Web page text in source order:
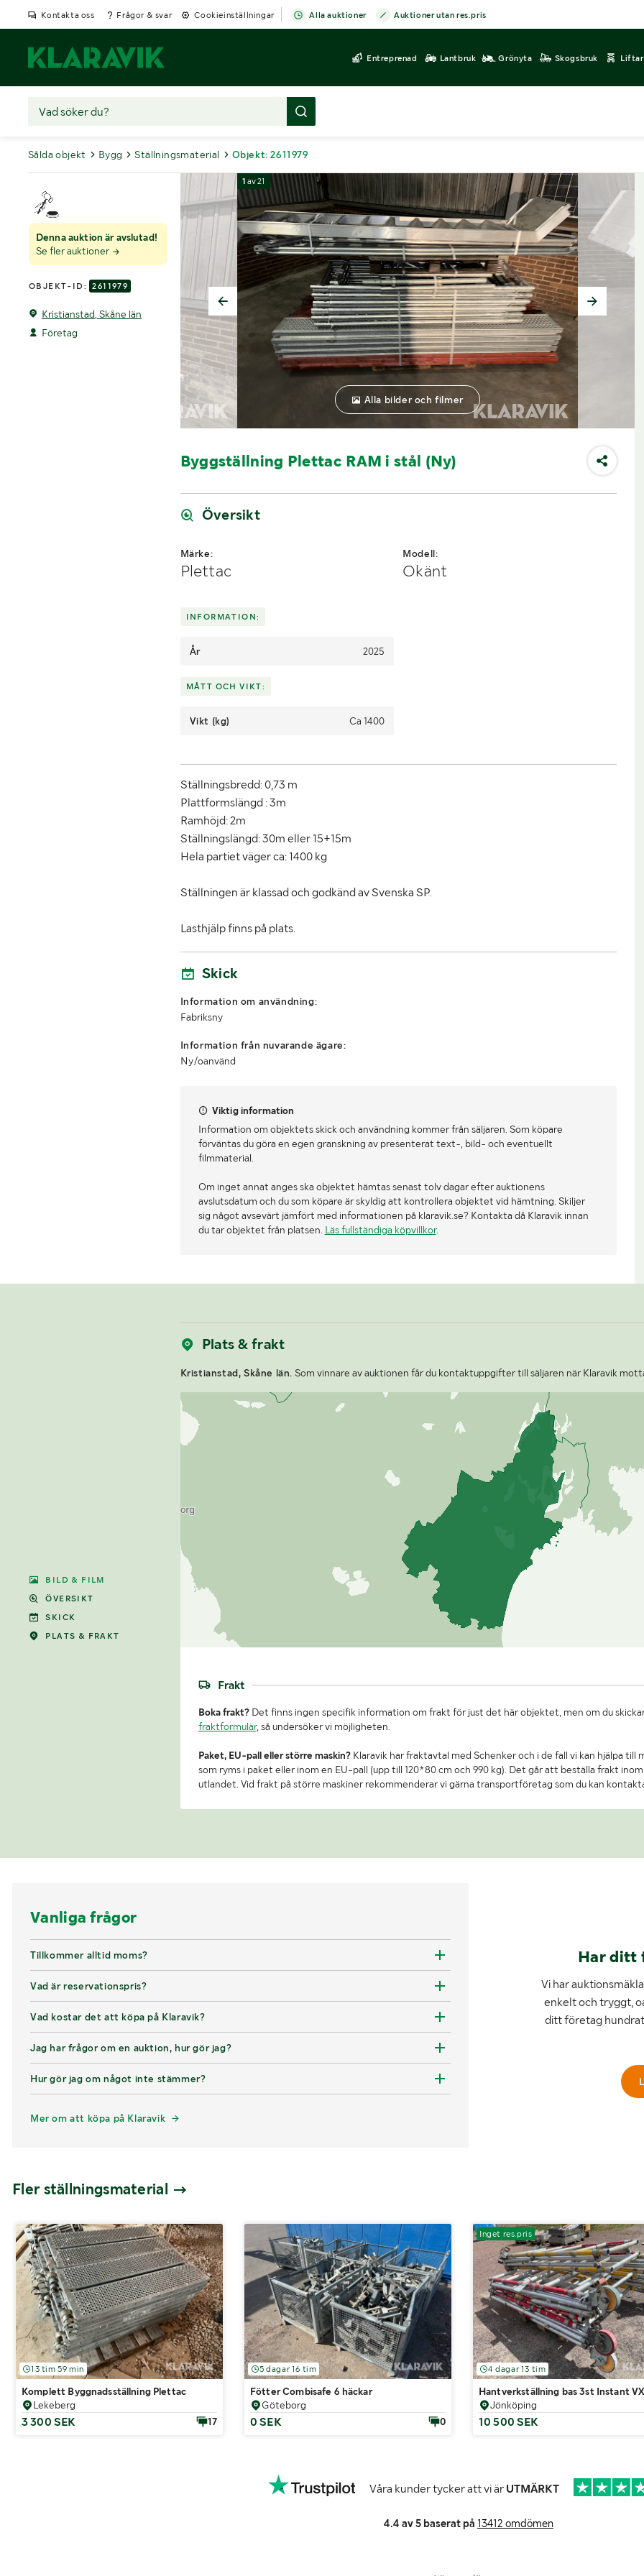
Kontakta oss Frågor & svar Cookieinställningar Alla auktioner Auktioner utan res.pris
Entreprenad Lantbruk Grönyta Skogsbruk Liftar
Sålda objekt Bygg Ställningsmaterial Objekt: 2611979
Denna auktion är avslutad!
Se fler auktioner
OBJEKT-ID: 2611979
Kristianstad, Skåne län
Företag
BILD & FILM
ÖVERSIKT
SKICK
PLATS & FRAKT
1 av21
Alla bilder och filmer
Byggställning Plettac RAM i stål (Ny)
Översikt
Märke:
Plettac
Modell:
Okänt
INFORMATION:
År 2025
MÅTT OCH VIKT:
Vikt (kg) Ca 1400
Ställningsbredd: 0,73 m
Plattformslängd : 3m
Ramhöjd: 2m
Ställningslängd: 30m eller 15+15m
Hela partiet väger ca: 1400 kg
Ställningen är klassad och godkänd av Svenska SP.
Lasthjälp finns på plats.
Skick
Information om användning:
Fabriksny
Information från nuvarande ägare:
Ny/oanvänd
Viktig information
Information om objektets skick och användning kommer från säljaren. Som köpare
förväntas du göra en egen granskning av presenterat text-, bild- och eventuellt
filmmaterial.
Om inget annat anges ska objektet hämtas senast tolv dagar efter auktionens
avslutsdatum och du som köpare är skyldig att kontrollera objektet vid hämtning. Skiljer
sig något avsevärt jämfört med informationen på klaravik.se? Kontakta då Klaravik innan
du tar objektet från platsen. Läs fullständiga köpvillkor.
Plats & frakt
Kristianstad, Skåne län. Som vinnare av auktionen får du kontaktuppgifter till säljaren när Klaravik
Frakt
Boka frakt?Det finns ingen specifik information om frakt för just det här objektet, men om du
fraktformulär, så undersöker vi möjligheten.
Paket, EU-pall eller större maskin?Klaravik har fraktavtal med Schenker och i de fall vi kan hjälpa till
som ryms i paket eller inom en EU-pall (upp till 120*80 cm och 990 kg). Det går att beställa frakt
utlandet. Vid frakt på större maskiner rekommenderar vi gärna transportföretag som du kan
Vanliga frågor
Tillkommer alltid moms?
Vad är reservationspris?
Vad kostar det att köpa på Klaravik?
Jag har frågor om en auktion, hur gör jag?
Hur gör jag om något inte stämmer?
Mer om att köpa på Klaravik
Har ditt
Vi har
enkelt och tryggt,
ditt företag
Fler ställningsmaterial
13 tim 59 min
Komplett Byggnadsställning Plettac
Lekeberg
3 300 SEK 17
5 dagar 16 tim
Fötter Combisafe 6 häckar
Göteborg
0 SEK 0
Inget res.pris
4 dagar 13 tim
Hantverkställning bas 3st Instant VX
Jönköping
10 500 SEK
Våra kunder tycker att vi är UTMÄRKT
4.4 av 5 baserat på 13412 omdömen